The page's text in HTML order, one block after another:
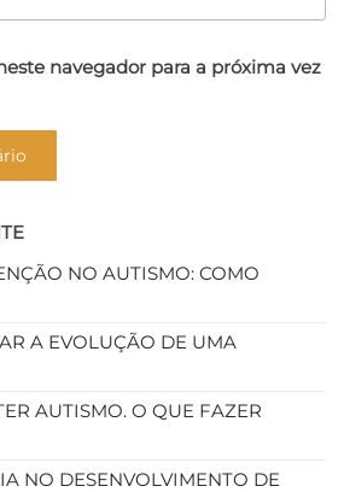
navegador para a próxima vez
NO AUTISMO: COMO
A EVOLUÇÃO DE UMA
AUTISMO. O QUE FAZER
NO DESENVOLVIMENTO DE